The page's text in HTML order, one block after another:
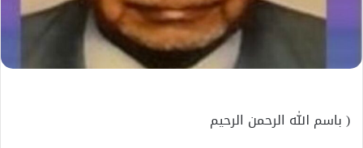
( باسم الله الرحمن الرحيم